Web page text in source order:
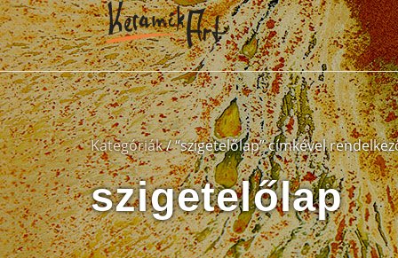
Kategóriák/ “szigetelőlap” címkével
szigetelőlap